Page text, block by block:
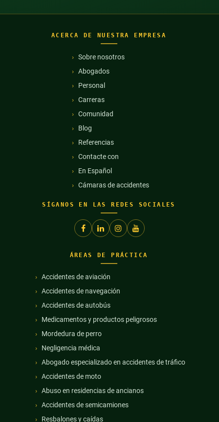
ACERCA DE NUESTRA EMPRESA
Sobre nosotros
Abogados
Personal
Carreras
Comunidad
Blog
Referencias
Contacte con
En Español
Cámaras de accidentes
SÍGANOS EN LAS REDES SOCIALES
ÁREAS DE PRÁCTICA
Accidentes de aviación
Accidentes de navegación
Accidentes de autobús
Medicamentos y productos peligrosos
Mordedura de perro
Negligencia médica
Abogado especializado en accidentes de tráfico
Accidentes de moto
Abuso en residencias de ancianos
Accidentes de semicamiones
Resbalones y caídas